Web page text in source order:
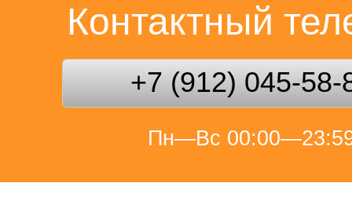
Контактный
+7 (912) 045-58-
Пн—Вс